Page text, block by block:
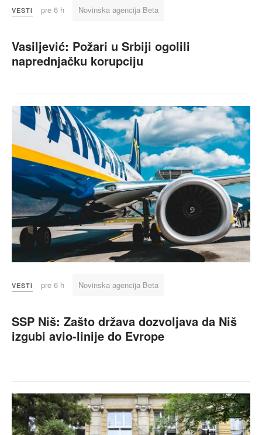
VESTI pre 6 h Novinska agencija Beta
Vasiljević: Požari u Srbiji ogolili
naprednjačku korupciju
VESTI pre 6 h Novinska agencija Beta
SSP Niš: Zašto država dozvoljava da Niš
izgubi avio-linije do Evrope